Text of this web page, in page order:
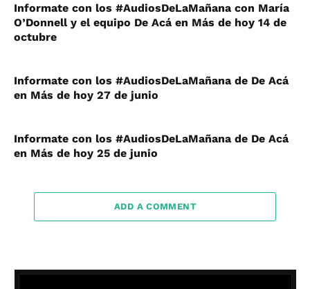
Informate con los #AudiosDeLaMañana con María
O’Donnell y el equipo De Acá en Más de hoy 14 de
octubre
Informate con los #AudiosDeLaMañana de De Acá
en Más de hoy 27 de junio
Informate con los #AudiosDeLaMañana de De Acá
en Más de hoy 25 de junio
ADD A COMMENT